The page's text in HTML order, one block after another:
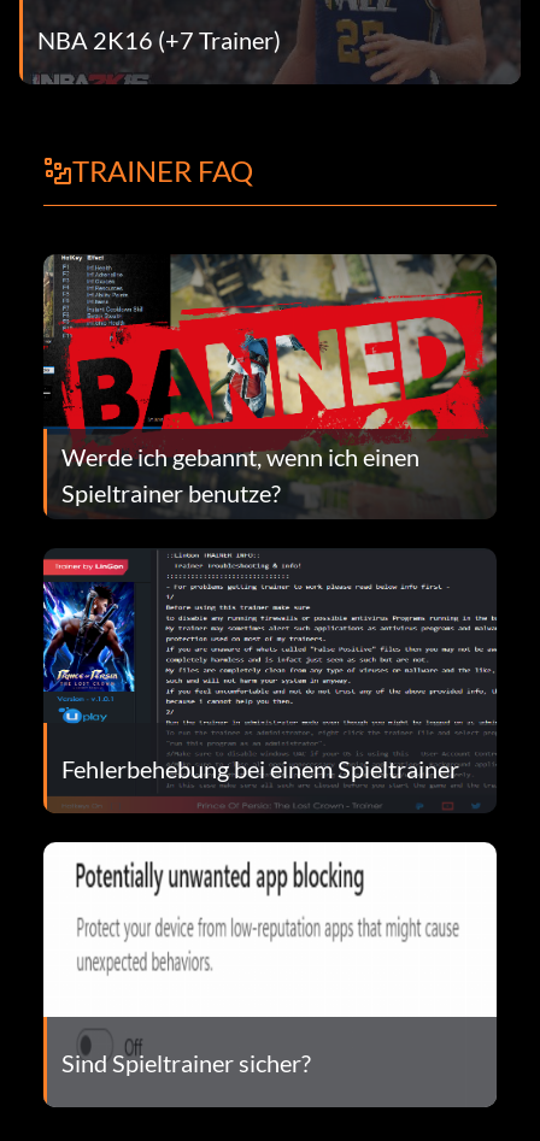
NBA 2K16 (+7 Trainer)
TRAINER FAQ
Werde ich gebannt, wenn ich einen
Spieltrainer benutze?
Fehlerbehebung bei einem Spieltrainer
Sind Spieltrainer sicher?